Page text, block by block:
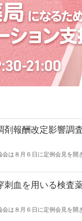
剤報酬改定影響調
は８月６日に定例会見を開
在宅分野では、在宅薬学総
刺血を用いる検査
は８月６日に定例会見を開
宛に提出したことを説明し